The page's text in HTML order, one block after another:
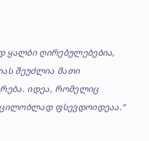
ყალბი ღირებულებებია,
შეუძლია მათი
იდეა, რომელიც
ფსევდოიდეაა.“